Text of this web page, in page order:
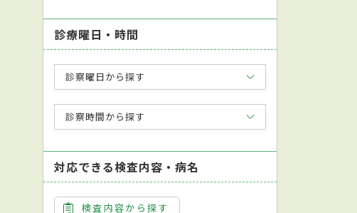
診療曜日・時間
診察曜日から探す
診察時間から探す
対応できる検査内容・病名
検査内容から探す